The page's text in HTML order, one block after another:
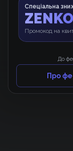
Спеціальна
Промокод на
До
Про